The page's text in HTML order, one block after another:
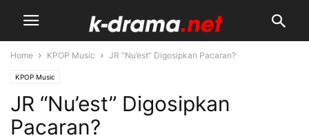
Home KPOP Music JR “Nu’est” Digosipkan Pacaran?
KPOP Music
JR “Nu’est” Digosipkan
Pacaran?